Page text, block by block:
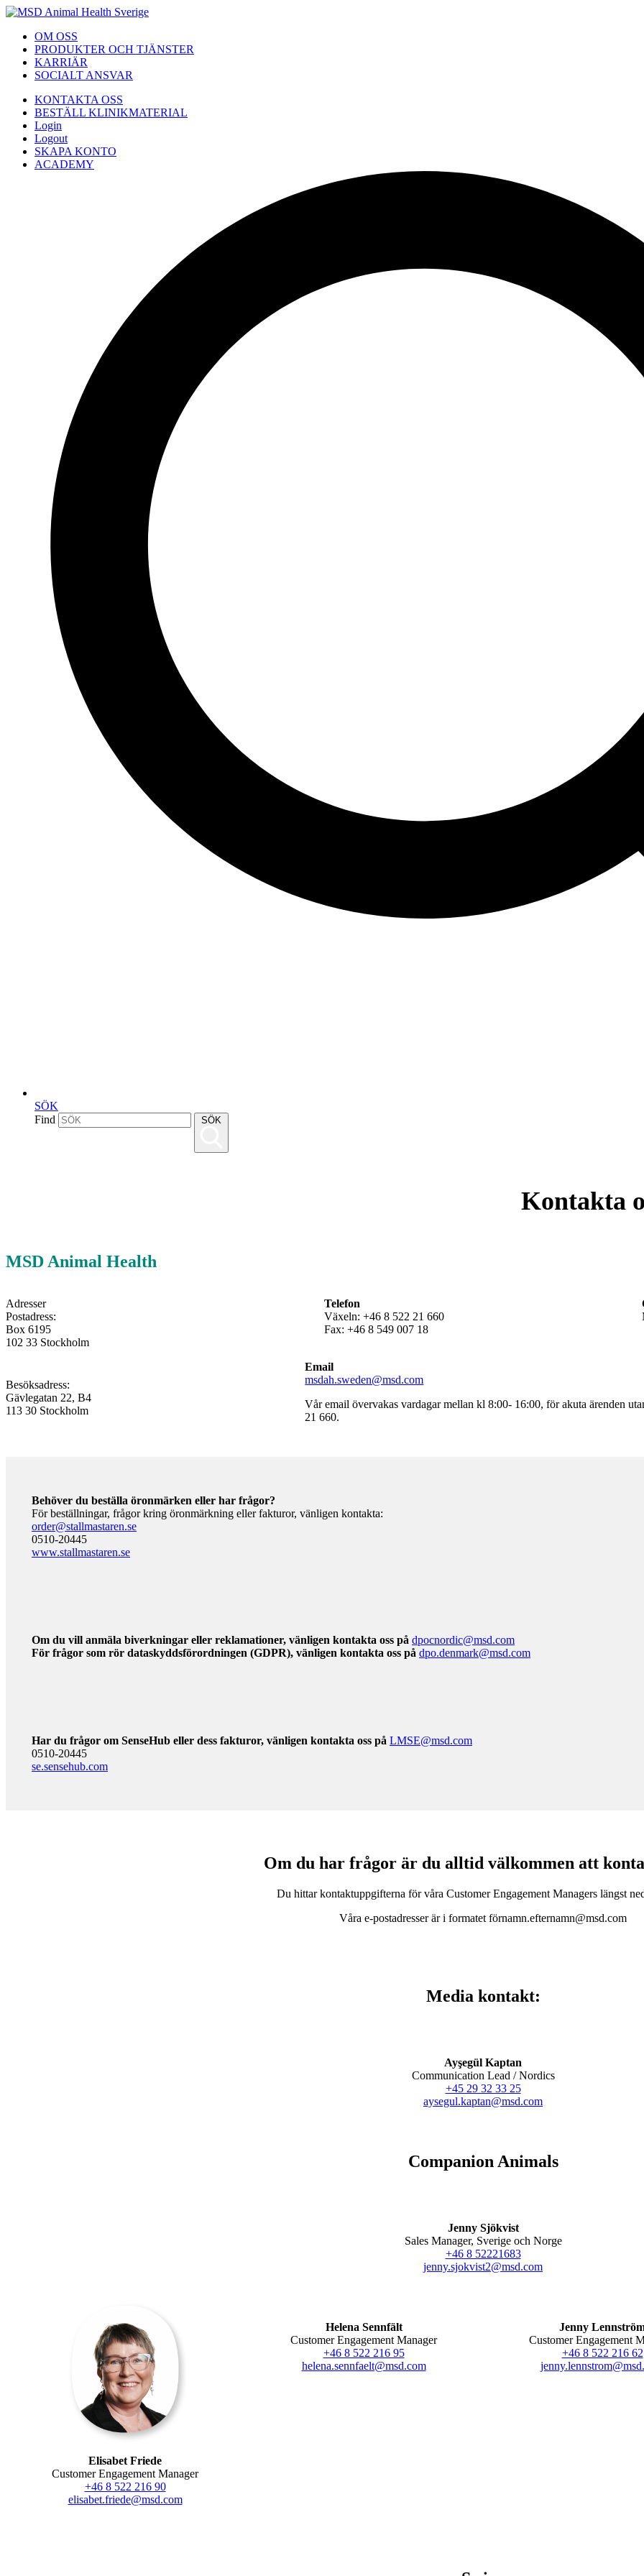
OM OSS
PRODUKTER OCH TJÄNSTER
KARRIÄR
SOCIALT ANSVAR
KONTAKTA OSS
BESTÄLL KLINIKMATERIAL
Login
Logout
SKAPA KONTO
ACADEMY
SÖK
Find
SÖK
Kontakta
MSD Animal Health
Adresser
Postadress:
Box 6195
102 33 Stockholm
Telefon
Växeln: +46 8 522 21 660
Fax: +46 8 549 007 18
Besöksadress:
Gävlegatan 22, B4
113 30 Stockholm
Email
msdah.sweden@msd.com
Vår email övervakas vardagar mellan kl 8:00- 16:00, för akuta ärenden
21 660.
Behöver du beställa öronmärken eller har frågor?
För beställningar, frågor kring öronmärkning eller fakturor, vänligen kontakta:
order@stallmastaren.se
0510-20445
www.stallmastaren.se
Om du vill anmäla biverkningar eller reklamationer, vänligen kontakta oss på dpocnordic@msd.com
För frågor som rör dataskyddsförordningen (GDPR), vänligen kontakta oss på dpo.denmark@msd.com
Har du frågor om SenseHub eller dess fakturor, vänligen kontakta oss på LMSE@msd.com
0510-20445
se.sensehub.com
Om du har frågor är du alltid välkommen att
Du hittar kontaktuppgifterna för våra Customer Engagement Managers längst
Våra e-postadresser är i formatet förnamn.efternamn@msd.com
Media kontakt:
Ayşegül Kaptan
Communication Lead / Nordics
+45 29 32 33 25
aysegul.kaptan@msd.com
Companion Animals
Jenny Sjökvist
Sales Manager, Sverige och Norge
+46 8 52221683
jenny.sjokvist2@msd.com
Elisabet Friede
Customer Engagement Manager
+46 8 522 216 90
elisabet.friede@msd.com
Helena Sennfält
Customer Engagement Manager
+46 8 522 216 95
helena.sennfaelt@msd.com
Jenny
Customer Engagement
+46 8 522 216 62